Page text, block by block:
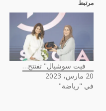
مرتبط
فيت سوشيال" تفتتح…
20 مارس، 2023
في "رياضة"